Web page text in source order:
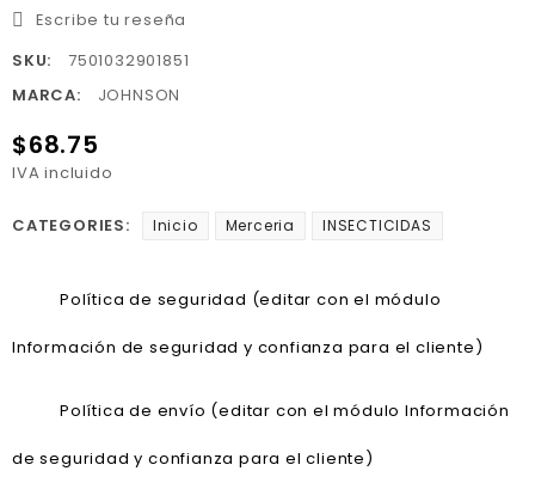
Escribe tu reseña
SKU:
7501032901851
MARCA:
JOHNSON
$68.75
IVA incluido
CATEGORIES: Inicio Merceria INSECTICIDAS
Política de seguridad (editar con el módulo
Información de seguridad y confianza para el cliente)
Política de envío (editar con el módulo Información
de seguridad y confianza para el cliente)